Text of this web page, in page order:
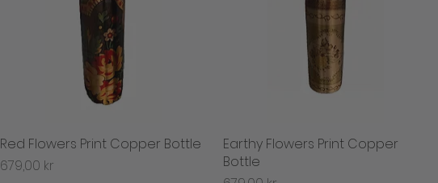
Hurtigvisning
Red Flowers Print Copper Bottle
Pris
679,00 kr
Hurtigvisning
Earthy Flowers Print Copper
Bottle